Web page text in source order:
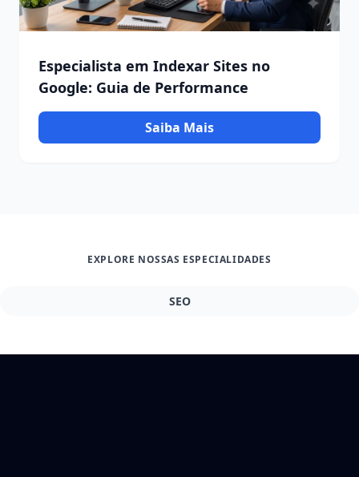
Especialista em Indexar Sites no
Google: Guia de Performance
Saiba Mais
EXPLORE NOSSAS ESPECIALIDADES
SEO